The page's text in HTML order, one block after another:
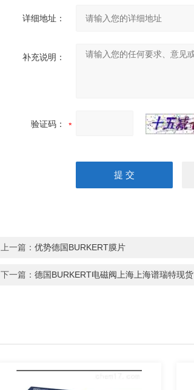
详细地址：
补充说明：
验证码：
上一篇： 优势德国BURKERT膜片
下一篇： 德国BURKERT电磁阀上海上海谱瑞特现货